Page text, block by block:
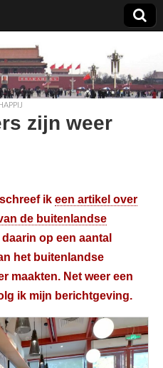
zijn weer
ik een artikel over
de buitenlandse
daarin op een aantal
het buitenlandse
maakten. Net weer een
ik mijn berichtgeving.